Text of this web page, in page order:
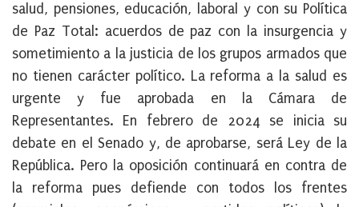
salud, pensiones, educación, laboral y con su Política
de Paz Total: acuerdos de paz con la insurgencia y
sometimiento a la justicia de los grupos armados que
no tienen carácter político. La reforma a la salud es
urgente y fue aprobada en la Cámara de
Representantes. En febrero de 2024 se inicia su
debate en el Senado y, de aprobarse, será Ley de la
República. Pero la oposición continuará en contra de
la reforma pues defiende con todos los frentes